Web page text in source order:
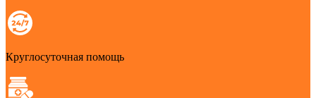
Круглосуточная помощь